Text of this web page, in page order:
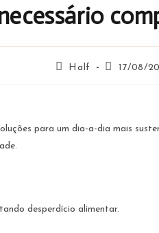
Half 17/08/
para um dia-a-dia mais
desperdício alimentar.